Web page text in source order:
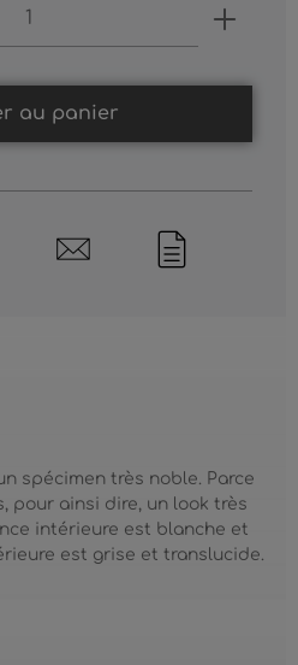
Gib den
au panier
spécimen très noble. Parce
pour ainsi dire, un look très
intérieure est blanche et
est grise et translucide.